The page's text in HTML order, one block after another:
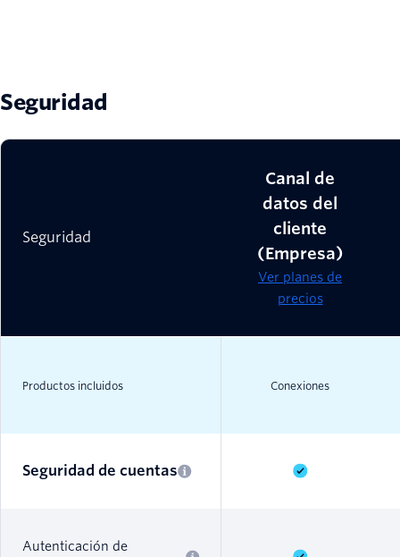
Seguridad
Seguridad
Canal de
datos del
cliente
(Empresa)
Ver planes de
precios
Productos incluidos Conexiones
Seguridad de cuentas
Autenticación de